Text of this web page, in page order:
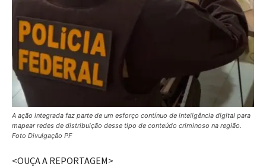
A ação integrada faz parte de um esforço contínuo de inteligência digital para
mapear redes de distribuição desse tipo de conteúdo criminoso na região.
Foto Divulgação PF
<OUÇA A REPORTAGEM>